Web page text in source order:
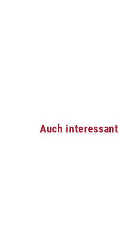
Auch interessant